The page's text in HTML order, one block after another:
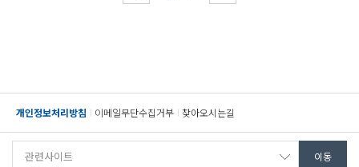
개인정보처리방침 이메일무단수집거부 찾아오시는길